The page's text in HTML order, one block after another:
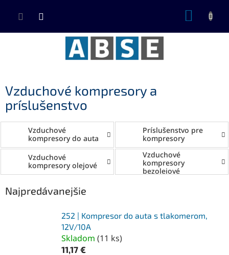
Vzduchové kompresory a
príslušenstvo
Vzduchové
kompresory do auta
Príslušenstvo pre
kompresory
Vzduchové
kompresory olejové
Vzduchové
kompresory
bezolejové
Najpredávanejšie
252 | Kompresor do auta s tlakomerom,
12V/10A
Skladom (11 ks)
11,17 €